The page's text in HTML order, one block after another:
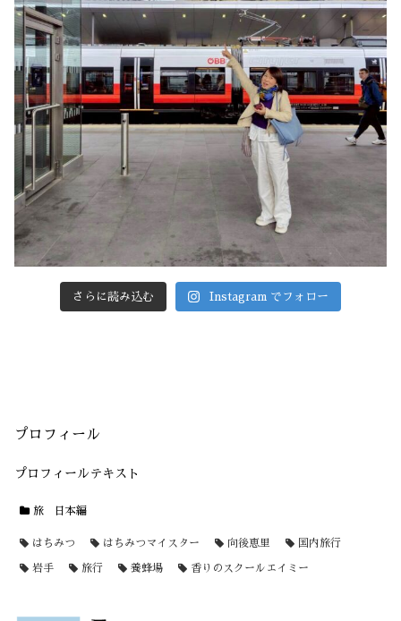
さらに読み込む Instagram でフォロー
プロフィール
プロフィールテキスト
旅 日本編
はちみつ はちみつマイスター 向後恵里 国内旅行
岩手 旅行 養蜂場 香りのスクールエイミー